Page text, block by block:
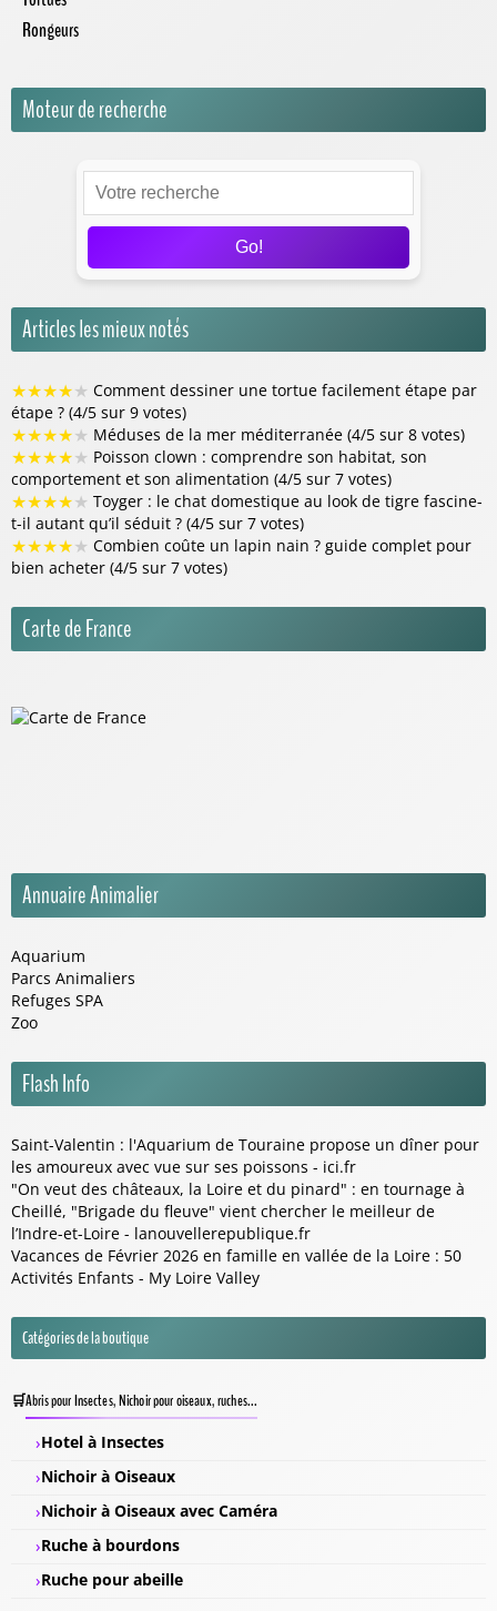
Rongeurs
Moteur de recherche
Go!
Articles les mieux notés
★★★★★ Comment dessiner une tortue facilement étape par
étape ? (4/5 sur 9 votes)
★★★★★ Méduses de la mer méditerranée (4/5 sur 8 votes)
★★★★★ Poisson clown : comprendre son habitat, son
comportement et son alimentation (4/5 sur 7 votes)
★★★★★ Toyger : le chat domestique au look de tigre fascine-
t-il autant qu’il séduit ? (4/5 sur 7 votes)
★★★★★ Combien coûte un lapin nain ? guide complet pour
bien acheter (4/5 sur 7 votes)
Carte de France
Annuaire Animalier
Aquarium
Parcs Animaliers
Refuges SPA
Zoo
Flash Info
Saint-Valentin : l'Aquarium de Touraine propose un dîner pour
les amoureux avec vue sur ses poissons - ici.fr
"On veut des châteaux, la Loire et du pinard" : en tournage à
Cheillé, "Brigade du fleuve" vient chercher le meilleur de
l’Indre-et-Loire - lanouvellerepublique.fr
Vacances de Février 2026 en famille en vallée de la Loire : 50
Activités Enfants - My Loire Valley
Catégories de la boutique
Abris pour Insectes, Nichoir pour oiseaux, ruches...
Hotel à Insectes
Nichoir à Oiseaux
Nichoir à Oiseaux avec Caméra
Ruche à bourdons
Ruche pour abeille